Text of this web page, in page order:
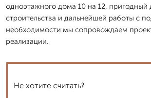
одноэтажного дома 10 на 12, пригодный
строительства и дальнейшей работы с
необходимости мы сопровождаем
реализации.
Не хотите считать?